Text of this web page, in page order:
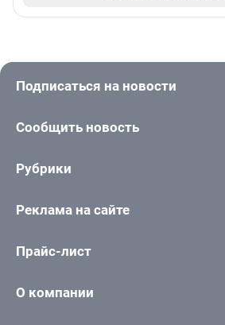
Подписаться на новости
Сообщить новость
Рубрики
Реклама на сайте
Прайс-лист
О компании